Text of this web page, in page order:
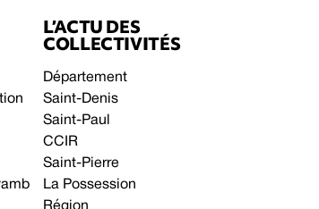
L’ACTU DES
COLLECTIVITÉS
Département
Saint-Denis
Saint-Paul
CCIR
Saint-Pierre
La Possession
Région